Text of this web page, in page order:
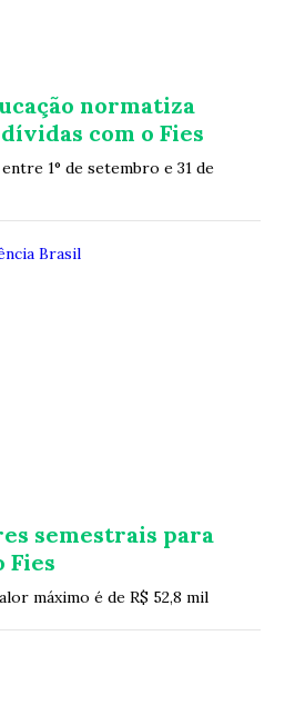
normatiza
com o Fies
1° de setembro e 31 de
semestrais para
Fies
máximo é de R$ 52,8 mil